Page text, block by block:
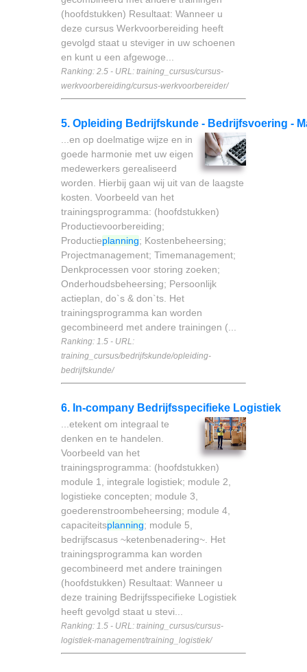
(hoofdstukken) Resultaat: Wanneer u
deze cursus Werkvoorbereiding heeft
gevolgd staat u steviger in uw schoenen
en kunt u een afgewoge...
Ranking: 2.5 - URL: training_cursus/cursus-
werkvoorbereiding/cursus-werkvoorbereider/
5. Opleiding Bedrijfskunde - Bedrijfsvoering -
...en op doelmatige wijze en in
goede harmonie met uw eigen
medewerkers gerealiseerd
worden. Hierbij gaan wij uit van de laagste
kosten. Voorbeeld van het
trainingsprogramma: (hoofdstukken)
Productievoorbereiding;
Productieplanning; Kostenbeheersing;
Projectmanagement; Timemanagement;
Denkprocessen voor storing zoeken;
Onderhoudsbeheersing; Persoonlijk
actieplan, do`s & don`ts. Het
trainingsprogramma kan worden
gecombineerd met andere trainingen (...
Ranking: 1.5 - URL:
training_cursus/bedrijfskunde/opleiding-
bedrijfskunde/
6. In-company Bedrijfsspecifieke Logistiek
...etekent om integraal te
denken en te handelen.
Voorbeeld van het
trainingsprogramma: (hoofdstukken)
module 1, integrale logistiek; module 2,
logistieke concepten; module 3,
goederenstroombeheersing; module 4,
capaciteitsplanning; module 5,
bedrijfscasus ~ketenbenadering~. Het
trainingsprogramma kan worden
gecombineerd met andere trainingen
(hoofdstukken) Resultaat: Wanneer u
deze training Bedrijfsspecifieke Logistiek
heeft gevolgd staat u stevi...
Ranking: 1.5 - URL: training_cursus/cursus-
logistiek-management/training_logistiek/